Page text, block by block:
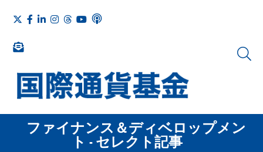
ファイナンス＆ディベロップメン
ト - セレクト記事